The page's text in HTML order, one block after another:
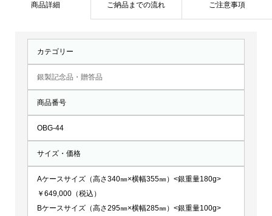
44
商品詳細 ご納品までの流れ ご注意事項
カテゴリー
銀製記念品・贈答品
商品番号
OBG-44
サイズ・価格
Aケースサイズ（高さ340㎜×横幅355㎜）<銀重量180g>
￥649,000（税込）
Bケースサイズ（高さ295㎜×横幅285㎜）<銀重量100g>